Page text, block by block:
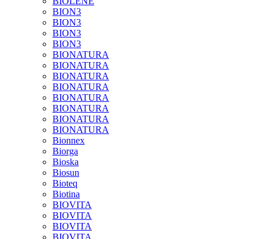
BION3
BION3
BION3
BION3
BIONATURA
BIONATURA
BIONATURA
BIONATURA
BIONATURA
BIONATURA
BIONATURA
BIONATURA
Bionnex
Biorga
Bioska
Biosun
Bioteq
Biotina
BIOVITA
BIOVITA
BIOVITA
BIOVITA